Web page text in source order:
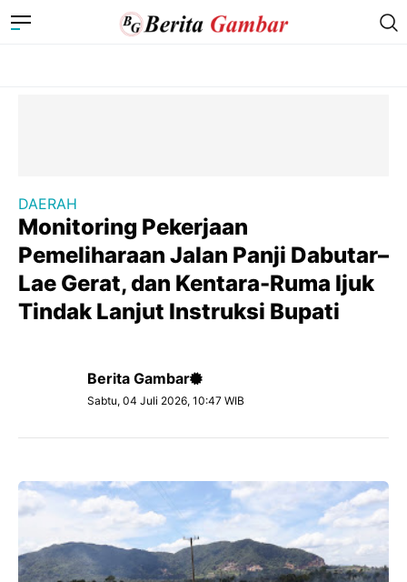
DAERAH
Monitoring Pekerjaan
Pemeliharaan Jalan Panji Dabutar–
Lae Gerat, dan Kentara-Ruma Ijuk
Tindak Lanjut Instruksi Bupati
Berita Gambar
Sabtu, 04 Juli 2026, 10:47 WIB